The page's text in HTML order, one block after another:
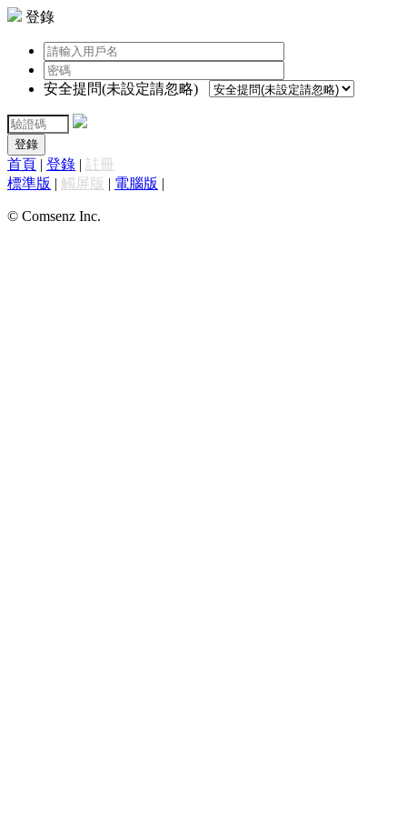
登錄
安全提問(未設定請忽略)
登錄
首頁 | 登錄 | 註冊
標準版 | 觸屏版 | 電腦版 |
© Comsenz Inc.